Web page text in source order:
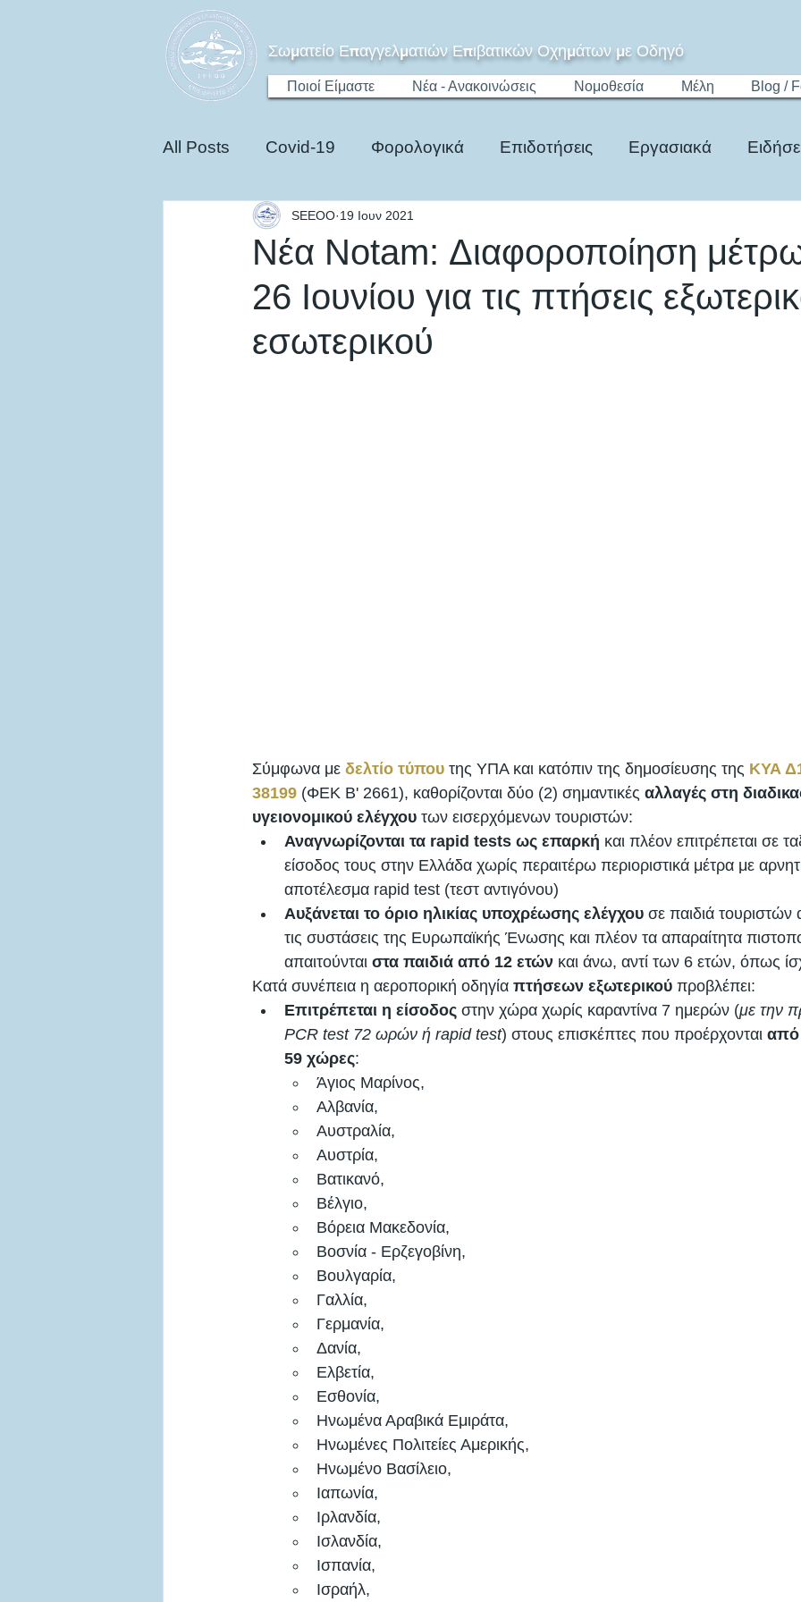
Σωματείο Επαγγελματιών Επιβατικών Οχημάτων με Οδηγό
Ποιοί Είμαστε Νέα - Ανακοινώσεις Νομοθεσία Μέλη Blog /
All Posts Covid-19 Φορολογικά Επιδοτήσεις Εργασιακά
Ηλεκτροκίνηση Edu
Νέα Notam: Διαφοροποίηση
26 Ιουνίου για τις πτήσεις
εσωτερικού
SEEOO 19 Ιουν 2021
Σύμφωνα με δελτίο τύπου της ΥΠΑ και κατόπιν της δημοσίευσης της ΚΥΑ
38199 (ΦΕΚ Β' 2661), καθορίζονται δύο (2) σημαντικές αλλαγές στη
υγειονομικού ελέγχου των εισερχόμενων τουριστών:
Αναγνωρίζονται τα rapid tests ως επαρκή και πλέον επιτρέπεται σε
είσοδος τους στην Ελλάδα χωρίς περαιτέρω περιοριστικά μέτρα με
αποτέλεσμα rapid test (τεστ αντιγόνου)
Αυξάνεται το όριο ηλικίας υποχρέωσης ελέγχου σε παιδιά
τις συστάσεις της Ευρωπαϊκής Ένωσης και πλέον τα απαραίτητα
απαιτούνται στα παιδιά από 12 ετών και άνω, αντί των 6 ετών, όπως
Κατά συνέπεια η αεροπορική οδηγία πτήσεων εξωτερικού προβλέπει:
Επιτρέπεται η είσοδος στην χώρα χωρίς καραντίνα 7 ημερών (με την
PCR test 72 ωρών ή rapid test) στους επισκέπτες που προέρχονται από
59 χώρες:
Άγιος Μαρίνος,
Αλβανία,
Αυστραλία,
Αυστρία,
Βατικανό,
Βέλγιο,
Βόρεια Μακεδονία,
Βοσνία - Ερζεγοβίνη,
Βουλγαρία,
Γαλλία,
Γερμανία,
Δανία,
Ελβετία,
Εσθονία,
Ηνωμένα Αραβικά Εμιράτα,
Ηνωμένες Πολιτείες Αμερικής,
Ηνωμένο Βασίλειο,
Ιαπωνία,
Ιρλανδία,
Ισλανδία,
Ισπανία,
Ισραήλ,